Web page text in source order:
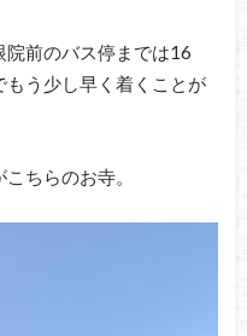
前のバス停までは16
う少し早く着くことが
ちらのお寺。